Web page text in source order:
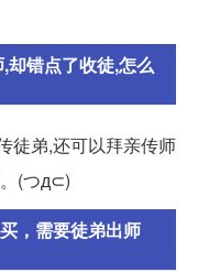
却错点了收徒,怎么
徒弟,还可以拜亲传师
(つд⊂)
，需要徒弟出师